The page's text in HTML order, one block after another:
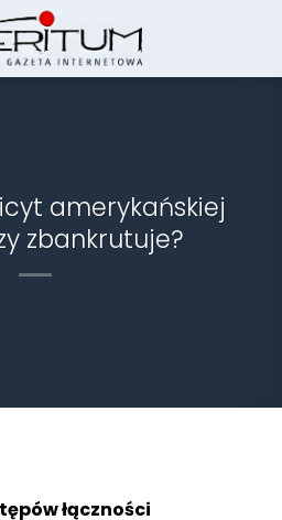
amerykańskiej
zbankrutuje?
łączności